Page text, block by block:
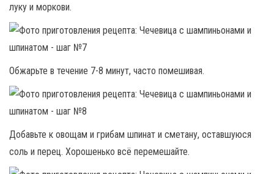
луку и моркови.
Обжарьте в течение 7-8 минут, часто помешивая.
Добавьте к овощам и грибам шпинат и сметану, оставшуюся
соль и перец. Хорошенько всё перемешайте.